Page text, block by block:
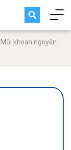
Mũi khoan nguyên